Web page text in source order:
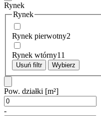
Rynek
Rynek
Rynek pierwotny2
Rynek wtórny11
Usuń filtr Wybierz
Pow. działki [m²]
-